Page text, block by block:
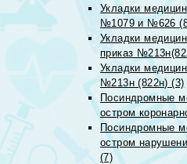
Укладки
№1079 и №626
Укладки
приказ
Укладки
№213н (822н) (3)
Посиндромные
остром
Посиндромные
остром
(7)